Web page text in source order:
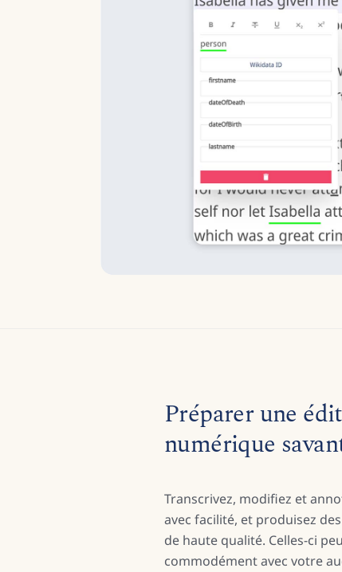
Préparer une
numérique
Transcrivez, modifiez et
avec facilité, et produisez
de haute qualité. Celles-ci
commodément avec votre